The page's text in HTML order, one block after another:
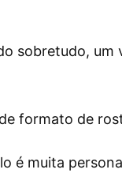
sobretudo, um
formato de
é muita